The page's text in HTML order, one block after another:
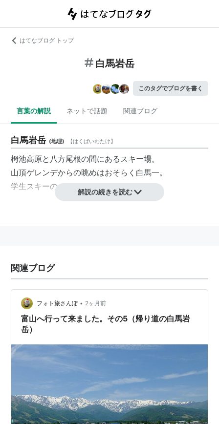
はてなブログ トップ
白馬岩岳
このタグでブログを書く
言葉の解説 ネットで話題 関連ブログ
白馬岩岳 (地理) 【はくばいわたけ】
栂池高原と八方尾根の間にあるスキー場。
山頂ゲレンデからの眺めはおそらく白馬一。
学生スキーのメッカでもある。
解説の続きを読む
関連ブログ
フォト旅さんぽ • 2ヶ月前
富山へ行って来ました。その5（帰り道の白馬岩
岳）